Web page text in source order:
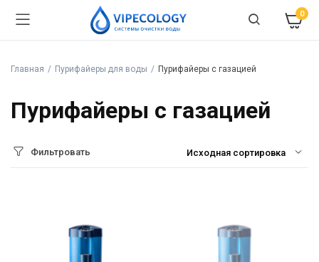
0
Главная Пурифайеры для воды Пурифайеры с газацией
Пурифайеры с газацией
Фильтровать